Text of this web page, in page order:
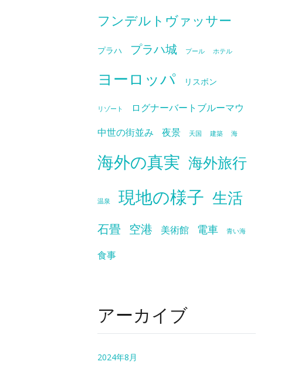
フンデルトヴァッサー
プラハ プラハ城 プール ホテル
ヨーロッパ リスボン
リゾート
ログナーバートブルーマウ
中世の街並み
夜景 天国 建築 海
海外の真実 海外旅行
温泉 現地の様子 生活
石畳 空港 美術館 電車 青い海
食事
アーカイブ
2024年8月